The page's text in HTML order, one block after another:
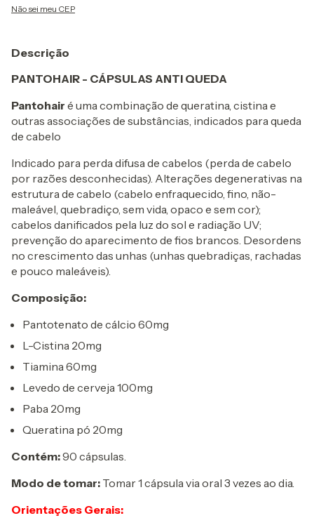
Não sei meu CEP
Descrição
PANTOHAIR - CÁPSULAS ANTI QUEDA
Pantohair é uma combinação de queratina, cistina e
outras associações de substâncias, indicados para queda
de cabelo
Indicado para perda difusa de cabelos (perda de cabelo
por razões desconhecidas). Alterações degenerativas na
estrutura de cabelo (cabelo enfraquecido, fino, não-
maleável, quebradiço, sem vida, opaco e sem cor);
cabelos danificados pela luz do sol e radiação UV;
prevenção do aparecimento de fios brancos. Desordens
no crescimento das unhas (unhas quebradiças, rachadas
e pouco maleáveis).
Composição:
Pantotenato de cálcio 60mg
L-Cistina 20mg
Tiamina 60mg
Levedo de cerveja 100mg
Paba 20mg
Queratina pó 20mg
Contém:90 cápsulas.
Modo de tomar: Tomar 1 cápsula via oral 3 vezes ao dia.
Orientações Gerais: